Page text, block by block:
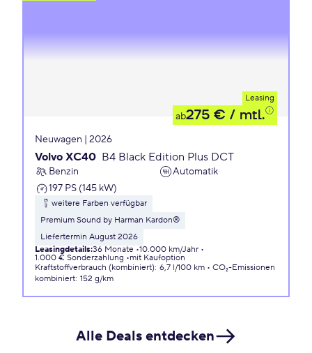
Leasing
ab275 € / mtl.
Neuwagen | 2026
Volvo XC40 B4 Black Edition Plus DCT
Benzin
Automatik
197 PS (145 kW)
weitere Farben verfügbar
Premium Sound by Harman Kardon®
Liefertermin August 2026
Leasingdetails:36 Monate 10.000 km/Jahr
1.000 € Sonderzahlung
mit Kaufoption
Kraftstoffverbrauch (kombiniert): 6,7 l/100 km
CO₂-Emissionen
kombiniert: 152 g/km
Alle Deals entdecken